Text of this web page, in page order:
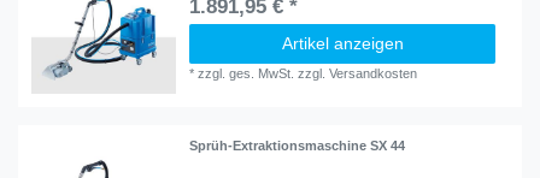
1.891,95 € *
Artikel anzeigen
*zzgl. ges. MwSt. zzgl.Versandkosten
Sprüh-Extraktionsmaschine SX 44